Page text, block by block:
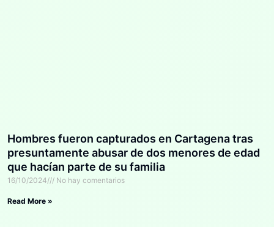
Hombres fueron capturados en Cartagena tras
presuntamente abusar de dos menores de edad
que hacían parte de su familia
16/10/2024 No hay comentarios
Read More »